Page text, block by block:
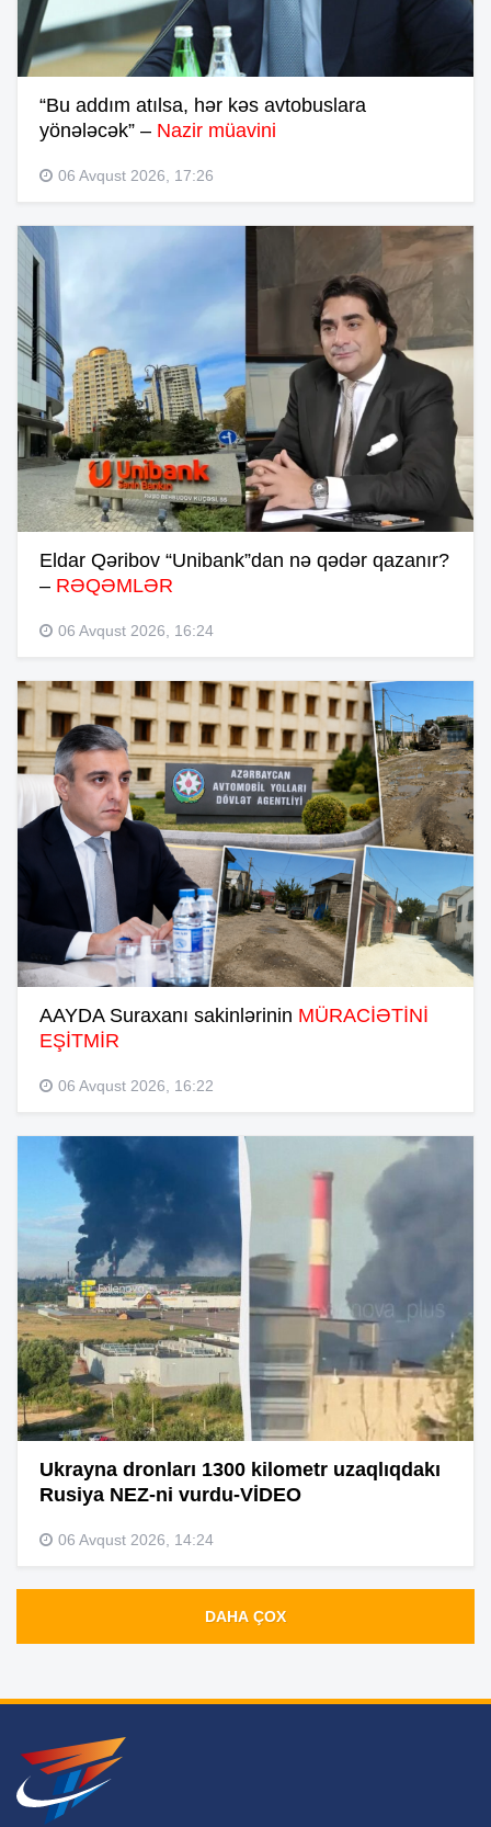
“Bu addım atılsa, hər kəs avtobuslara
yönələcək” – Nazir müavini
06 Avqust 2026, 17:26
Eldar Qəribov “Unibank”dan nə qədər qazanır?
– RƏQƏMLƏR
06 Avqust 2026, 16:24
AAYDA Suraxanı sakinlərinin MÜRACİƏTİNİ
EŞİTMİR
06 Avqust 2026, 16:22
Ukrayna dronları 1300 kilometr uzaqlıqdakı
Rusiya NEZ-ni vurdu-VİDEO
06 Avqust 2026, 14:24
DAHA ÇOX